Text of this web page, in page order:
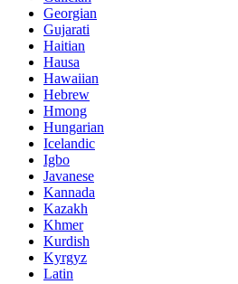
Georgian
Gujarati
Haitian
Hausa
Hawaiian
Hebrew
Hmong
Hungarian
Icelandic
Igbo
Javanese
Kannada
Kazakh
Khmer
Kurdish
Kyrgyz
Latin